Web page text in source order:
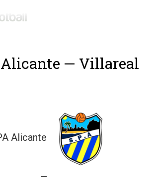
Alicante — Villareal
Alicante
—